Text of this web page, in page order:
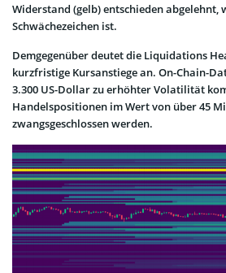
Widerstand (gelb) entschieden abgelehnt,
Schwächezeichen ist.
Demgegenüber deutet die Liquidations
kurzfristige Kursanstiege an. On-Chain-
3.300 US-Dollar zu erhöhter Volatilität
Handelspositionen im Wert von über 45
zwangsgeschlossen werden.